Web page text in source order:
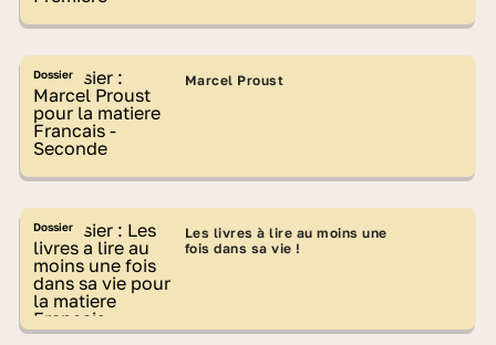
Dossier Marcel Proust
Dossier
Les livres à lire au moins une
fois dans sa vie !